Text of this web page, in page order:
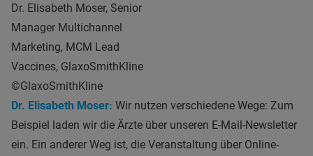
Dr. Elisabeth Moser, Senior
Manager Multichannel
Marketing, MCM Lead
Vaccines, GlaxoSmithKline
©GlaxoSmithKline
Dr. Elisabeth Moser: Wir nutzen verschiedene Wege: Zum
Beispiel laden wir die Ärzte über unseren E-Mail-Newsletter
ein. Ein anderer Weg ist, die Veranstaltung über Online-